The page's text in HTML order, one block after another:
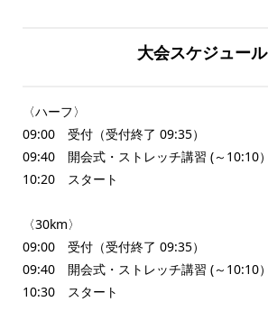
大会スケジュール
〈ハーフ〉
09:00 受付（受付終了 09:35）
09:40 開会式・ストレッチ講習 (～10:10）
10:20 スタート
〈30km〉
09:00 受付（受付終了 09:35）
09:40 開会式・ストレッチ講習 (～10:10）
10:30 スタート